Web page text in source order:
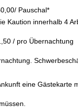
Kaution innerhalb 4
Übernachtung
eine Gästekarte